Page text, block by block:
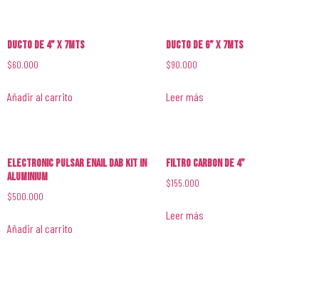
Ducto de 4” x 7mts
$60.000
Añadir al carrito
Ducto de 6” x 7mts
$90.000
Leer más
Electronic Pulsar Enail Dab Kit in
Aluminium
$500.000
Añadir al carrito
Filtro Carbon de 4”
$155.000
Leer más